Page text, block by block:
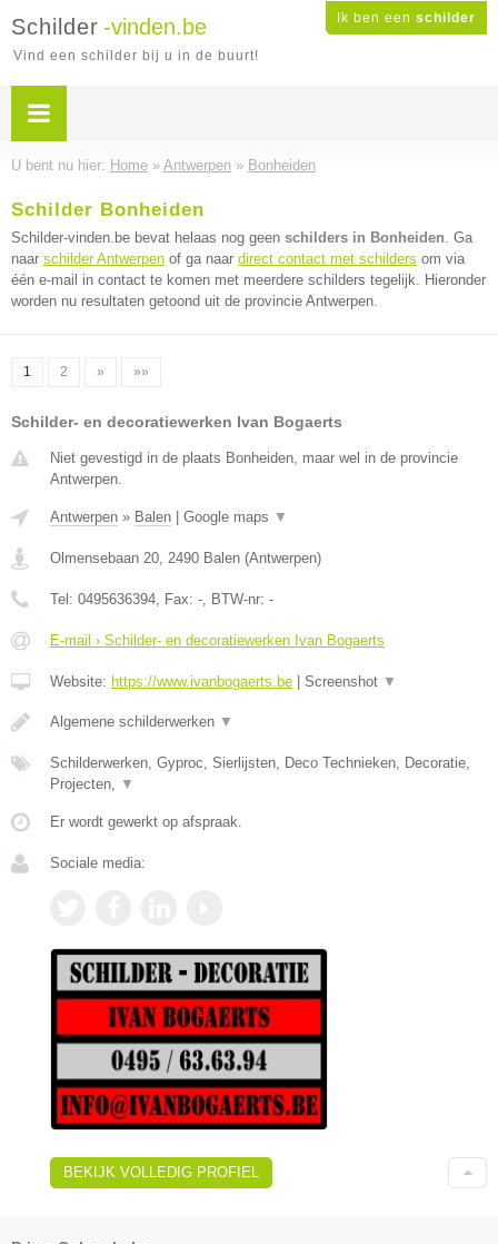
Ik ben een schilder
Schilder -vinden.be
Vind een schilder bij u in de buurt!
U bent nu hier: Home » Antwerpen » Bonheiden
Schilder Bonheiden
Schilder-vinden.be bevat helaas nog geen schilders in Bonheiden. Ga
naar schilder Antwerpen of ga naar direct contact met schilders om via
één e-mail in contact te komen met meerdere schilders tegelijk. Hieronder
worden nu resultaten getoond uit de provincie Antwerpen.
1 2 » »»
Schilder- en decoratiewerken Ivan Bogaerts
Niet gevestigd in de plaats Bonheiden, maar wel in de provincie
Antwerpen.
Antwerpen » Balen Google maps ▼
Olmensebaan 20, 2490 Balen (Antwerpen)
Tel: 0495636394, Fax: -, BTW-nr: -
E-mail › Schilder- en decoratiewerken Ivan Bogaerts
Website: https://www.ivanbogaerts.be Screenshot ▼
Algemene schilderwerken ▼
Schilderwerken, Gyproc, Sierlijsten, Deco Technieken, Decoratie,
Projecten, ▼
Er wordt gewerkt op afspraak.
Sociale media:
BEKIJK VOLLEDIG PROFIEL